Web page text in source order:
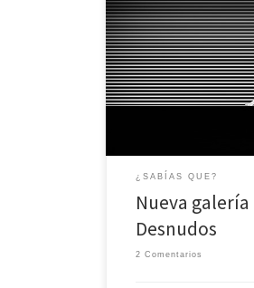
FotoRed estrena nueva
y Desnudos. A disfrutar
fotografica!
¿SABÍAS QUE?
Nueva
Desnudos
2 Comentarios